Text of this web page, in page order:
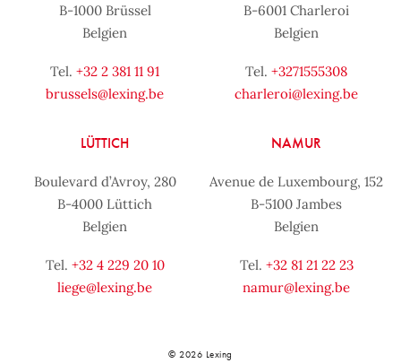
B-1000 Brüssel
Belgien
Tel. +32 2 381 11 91
brussels@lexing.be
B-6001 Charleroi
Belgien
Tel. +3271555308
charleroi@lexing.be
LÜTTICH
Boulevard d’Avroy, 280
B-4000 Lüttich
Belgien
Tel. +32 4 229 20 10
liege@lexing.be
NAMUR
Avenue de Luxembourg, 152
B-5100 Jambes
Belgien
Tel. +32 81 21 22 23
namur@lexing.be
© 2026 Lexing